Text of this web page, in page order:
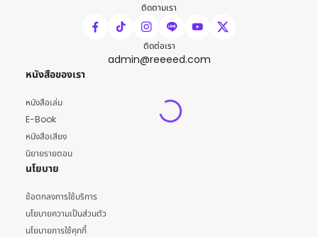
ติดตามเรา
ติดต่อเรา
admin@reeeed.com
หนังสือของเรา
หนังสือเล่ม
E-Book
หนังสือเสียง
นิยายรายตอน
นโยบาย
ข้อตกลงการใช้บริการ
นโยบายความเป็นส่วนตัว
นโยบายการใช้คุกกี้